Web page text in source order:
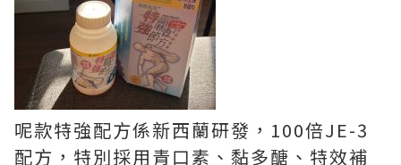
呢款特強配方係新西蘭研發，100倍JE-3
配方，特別採用青口素、黏多醣、特效補